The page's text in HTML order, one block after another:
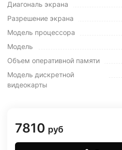
Диагональ экрана
Разрешение экрана
Модель процессора
Модель
Объем оперативной памяти
Модель дискретной
видеокарты
7810 руб